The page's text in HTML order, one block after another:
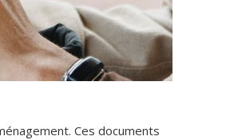
Ces documents